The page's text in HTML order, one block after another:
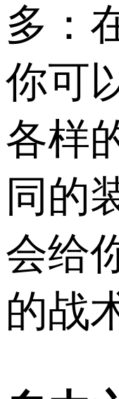
多：
你可
各样
同的
会给
的战